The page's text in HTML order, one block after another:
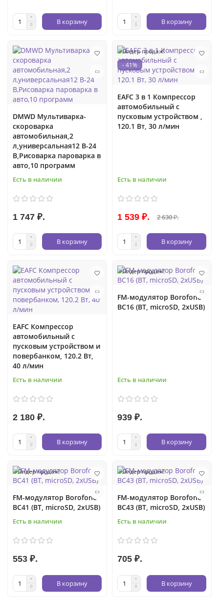
В корзину В корзину
DMWD Мультиварка-
скороварка
автомобильная,2
л,универсальная12 В-24
В,Рисоварка пароварка в
авто,10 программ
Есть в наличии
1 747 ₽.
В корзину
Лидер продаж!
- 41%
EAFC 3 в 1 Компрессор
автомобильный с
пусковым устройством ,
120.1 Вт, 30 л/мин
Есть в наличии
1 539 ₽. 2 630 ₽.
В корзину
EAFC Компрессор
автомобильный с
пусковым устройством и
повербанком, 120.2 Вт,
40 л/мин
Есть в наличии
2 180 ₽.
В корзину
Лидер продаж!
FM-модулятор Borofone
BC16 (BT, microSD, 2xUSB)
Есть в наличии
939 ₽.
В корзину
Лидер продаж!
FM-модулятор Borofone
BC41 (BT, microSD, 2xUSB)
Есть в наличии
553 ₽.
В корзину
Лидер продаж!
FM-модулятор Borofone
BC43 (BT, microSD, 2xUSB)
Есть в наличии
705 ₽.
В корзину